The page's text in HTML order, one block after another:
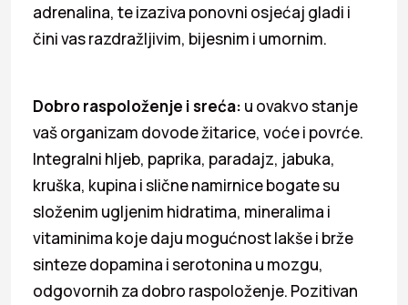
adrenalina, te izaziva ponovni osjećaj gladi i
čini vas razdražljivim, bijesnim i umornim.
Dobro raspoloženje i sreća: u ovakvo stanje
vaš organizam dovode žitarice, voće i povrće.
Integralni hljeb, paprika, paradajz, jabuka,
kruška, kupina i slične namirnice bogate su
složenim ugljenim hidratima, mineralima i
vitaminima koje daju mogućnost lakše i brže
sinteze dopamina i serotonina u mozgu,
odgovornih za dobro raspoloženje. Pozitivan